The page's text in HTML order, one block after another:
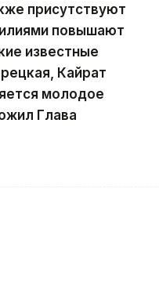
присутствуют
повышают
известные
Кайрат
молодое
Глава